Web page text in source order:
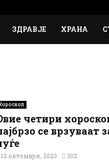
ЗДРАВЈЕ ХРАНА
четири
се врзуваат
12 октомври, 2023 302